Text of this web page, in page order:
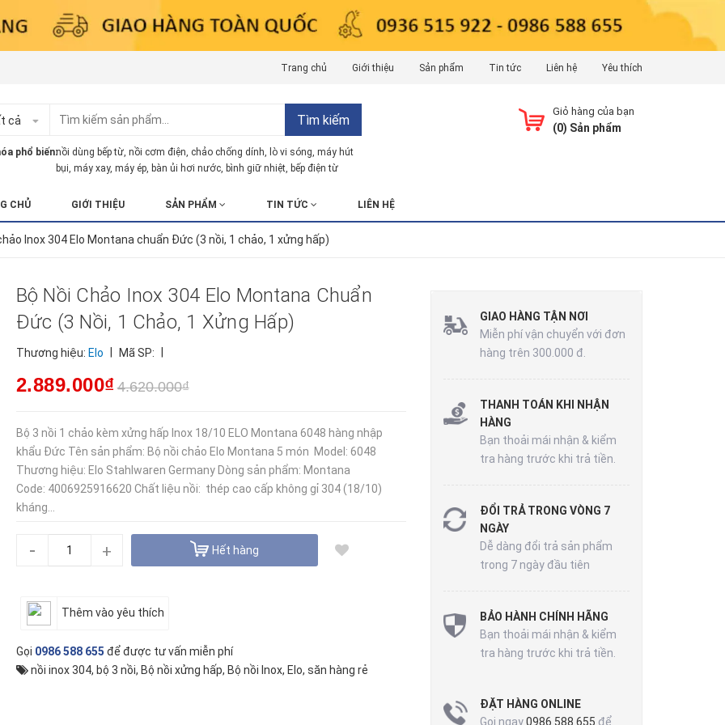
Trang chủ Giới thiệu Sản phẩm Tin tức Liên hệ Yêu thích
cả Tìm kiếm
phổ biến:nồi dùng bếp từ, nồi cơm điện, chảo chống dính, lò vi sóng, máy hút
bụi, máy xay, máy ép, bàn ủi hơi nước, bình giữ nhiệt, bếp điện từ
Giỏ hàng của bạn
(0) Sản phẩm
CHỦ GIỚI THIỆU SẢN PHẨM TIN TỨC LIÊN HỆ
Inox 304 Elo Montana chuẩn Đức (3 nồi, 1 chảo, 1 xửng hấp)
Bộ Nồi Chảo Inox 304 Elo Montana Chuẩn
Đức (3 Nồi, 1 Chảo, 1 Xửng Hấp)
Thương hiệu: Elo Mã SP:
2.889.000₫4.620.000₫
Bộ 3 nồi 1 chảo kèm xửng hấp Inox 18/10 ELO Montana 6048 hàng nhập
khẩu Đức Tên sản phẩm: Bộ nồi chảo Elo Montana 5 món Model: 6048
Thương hiệu: Elo Stahlwaren Germany Dòng sản phẩm: Montana
Code: 4006925916620 Chất liệu nồi: thép cao cấp không gỉ 304 (18/10)
kháng...
- + Hết hàng
Thêm vào yêu thích
Gọi 0986 588 655 để được tư vấn miễn phí
nồi inox 304, bộ 3 nồi, Bộ nồi xửng hấp, Bộ nồi Inox, Elo, săn hàng rẻ
GIAO HÀNG TẬN NƠI
Miễn phí vận chuyển với đơn
hàng trên 300.000 đ.
THANH TOÁN KHI NHẬN
HÀNG
Bạn thoải mái nhận & kiểm
tra hàng trước khi trả tiền.
ĐỔI TRẢ TRONG VÒNG 7
NGÀY
Dễ dàng đổi trả sản phẩm
trong 7 ngày đầu tiên
BẢO HÀNH CHÍNH HÃNG
Bạn thoải mái nhận & kiểm
tra hàng trước khi trả tiền.
ĐẶT HÀNG ONLINE
Gọi ngay0986 588 655 để